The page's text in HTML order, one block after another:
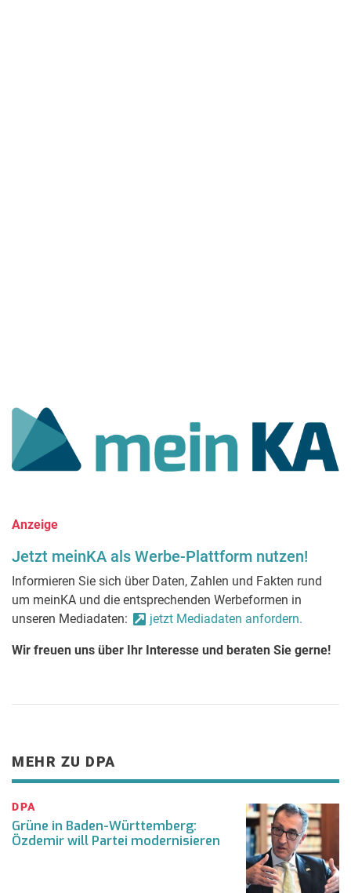
Anzeige
Jetzt meinKA als Werbe-Plattform nutzen!
Informieren Sie sich über Daten, Zahlen und Fakten rund
um meinKA und die entsprechenden Werbeformen in
unseren Mediadaten:
jetzt Mediadaten anfordern.
Wir freuen uns über Ihr Interesse und beraten Sie gerne!
MEHR ZU DPA
DPA
Grüne in Baden-Württemberg:
Özdemir will Partei modernisieren